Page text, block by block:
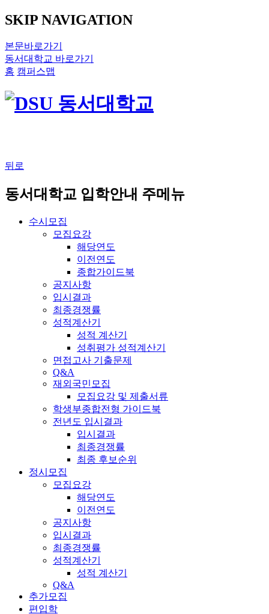
SKIP NAVIGATION
본문바로가기
동서대학교 바로가기
홈 캠퍼스맵
뒤로
동서대학교 입학안내 주메뉴
수시모집
모집요강
해당연도
이전연도
종합가이드북
공지사항
입시결과
최종경쟁률
성적계산기
성적 계산기
성취평가 성적계산기
면접고사 기출문제
Q&A
재외국민모집
모집요강 및 제출서류
학생부종합전형 가이드북
전년도 입시결과
입시결과
최종경쟁률
최종 후보순위
정시모집
모집요강
해당연도
이전연도
공지사항
입시결과
최종경쟁률
성적계산기
성적 계산기
Q&A
추가모집
편입학